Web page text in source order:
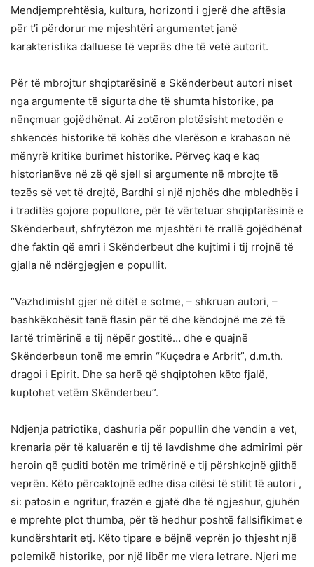
Mendjemprehtësia, kultura, horizonti i gjerë dhe aftësia
për t’i përdorur me mjeshtëri argumentet janë
karakteristika dalluese të veprës dhe të vetë autorit.
Për të mbrojtur shqiptarësinë e Skënderbeut autori niset
nga argumente të sigurta dhe të shumta historike, pa
nënçmuar gojëdhënat. Ai zotëron plotësisht metodën e
shkencës historike të kohës dhe vlerëson e krahason në
mënyrë kritike burimet historike. Përveç kaq e kaq
historianëve në zë që sjell si argumente në mbrojte të
tezës së vet të drejtë, Bardhi si një njohës dhe mbledhës i
i traditës gojore popullore, për të vërtetuar shqiptarësinë e
Skënderbeut, shfrytëzon me mjeshtëri të rrallë gojëdhënat
dhe faktin që emri i Skënderbeut dhe kujtimi i tij rrojnë të
gjalla në ndërgjegjen e popullit.
“Vazhdimisht gjer në ditët e sotme, – shkruan autori, –
bashkëkohësit tanë flasin për të dhe këndojnë me zë të
lartë trimërinë e tij nëpër gostitë… dhe e quajnë
Skënderbeun tonë me emrin “Kuçedra e Arbrit”, d.m.th.
dragoi i Epirit. Dhe sa herë që shqiptohen këto fjalë,
kuptohet vetëm Skënderbeu”.
Ndjenja patriotike, dashuria për popullin dhe vendin e vet,
krenaria për të kaluarën e tij të lavdishme dhe admirimi për
heroin që çuditi botën me trimërinë e tij përshkojnë gjithë
veprën. Këto përcaktojnë edhe disa cilësi të stilit të autori ,
si: patosin e ngritur, frazën e gjatë dhe të ngjeshur, gjuhën
e mprehte plot thumba, për të hedhur poshtë fallsifikimet e
kundërshtarit etj. Këto tipare e bëjnë veprën jo thjesht një
polemikë historike, por një libër me vlera letrare. Njeri me